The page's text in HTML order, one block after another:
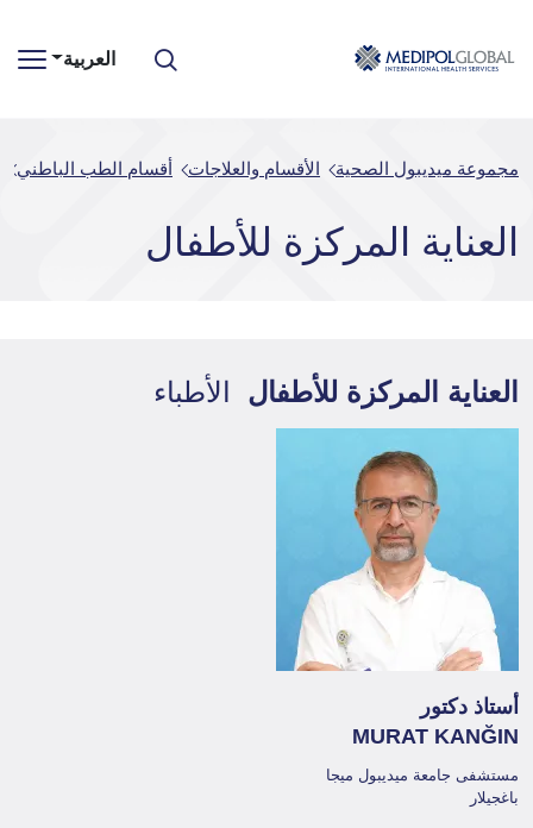
العربية
مجموعة ميديبول الصحية الأقسام والعلاجات أقسام الطب الباطني
العناية المركزة للأطفال
العناية المركزة للأطفال الأطباء
أستاذ دكتور
MURAT KANĞIN
مستشفى جامعة ميديبول ميجا
باغجيلار